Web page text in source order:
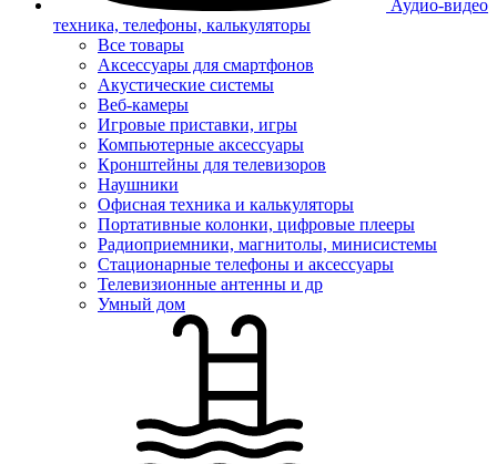
Аудио-видео
техника, телефоны, калькуляторы
Все товары
Аксессуары для смартфонов
Акустические системы
Веб-камеры
Игровые приставки, игры
Компьютерные аксессуары
Кронштейны для телевизоров
Наушники
Офисная техника и калькуляторы
Портативные колонки, цифровые плееры
Радиоприемники, магнитолы, минисистемы
Стационарные телефоны и аксессуары
Телевизионные антенны и др
Умный дом